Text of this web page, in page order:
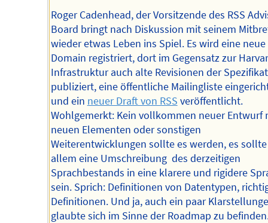
Roger Cadenhead, der Vorsitzende des RSS
Board bringt nach Diskussion mit seinem
wieder etwas Leben ins Spiel. Es wird eine neue
Domain registriert, dort im Gegensatz zur
Infrastruktur auch alte Revisionen der
publiziert, eine öffentliche Mailingliste
und ein neuer Draft von RSS veröffentlicht.
Wohlgemerkt: Kein vollkommen neuer Entwurf
neuen Elementen oder sonstigen
Weiterentwicklungen sollte es werden, es
allem eine Umschreibung des derzeitigen
Sprachbestands in eine klarere und rigidere
sein. Sprich: Definitionen von Datentypen,
Definitionen. Und ja, auch ein paar
glaubte sich im Sinne der Roadmap zu